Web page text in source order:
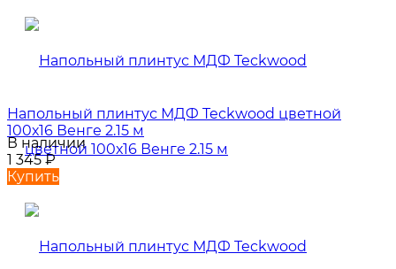
Напольный плинтус МДФ Teckwood цветной
100х16 Венге 2.15 м
В наличии
1 345₽
Купить